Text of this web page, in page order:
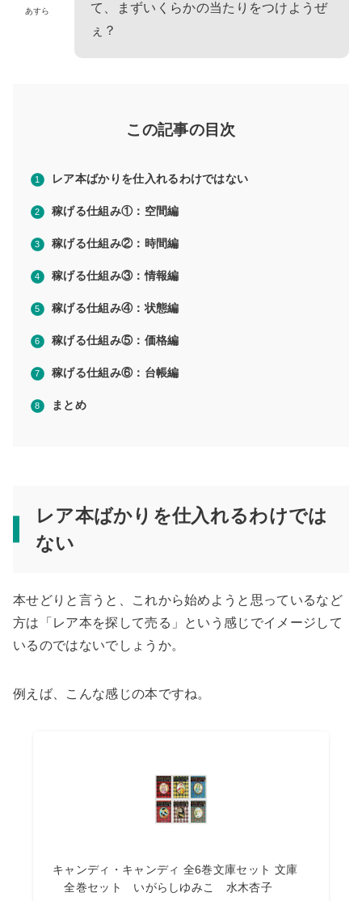
あすら
て、まずいくらかの当たりをつけようぜ
ぇ？
この記事の目次
レア本ばかりを仕入れるわけではない
稼げる仕組み①：空間編
稼げる仕組み②：時間編
稼げる仕組み③：情報編
稼げる仕組み④：状態編
稼げる仕組み⑤：価格編
稼げる仕組み⑥：台帳編
まとめ
レア本ばかりを仕入れるわけでは
ない
本せどりと言うと、これから始めようと思っているなど
方は「レア本を探して売る」という感じでイメージして
いるのではないでしょうか。
例えば、こんな感じの本ですね。
キャンディ・キャンディ 全6巻文庫セット 文庫
全巻セット いがらしゆみこ 水木杏子